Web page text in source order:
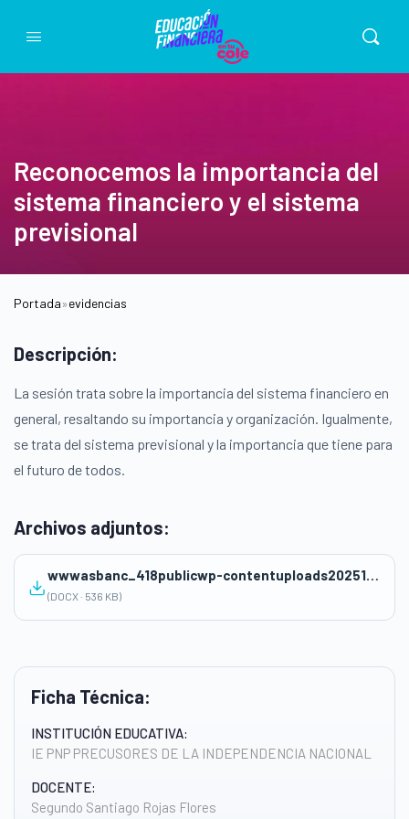
Reconocemos la importancia del
sistema financiero y el sistema
previsional
Portada»evidencias
Ficha Técnica:
INSTITUCIÓN EDUCATIVA:
IE PNP PRECUSORES DE LA INDEPENDENCIA NACIONAL
DOCENTE:
Segundo Santiago Rojas Flores
Descripción:
La sesión trata sobre la importancia del sistema financiero en
general, resaltando su importancia y organización. Igualmente,
se trata del sistema previsional y la importancia que tiene para
el futuro de todos.
Archivos adjuntos:
wwwasbanc_418publicwp-contentuploads202511Sesion-de-aprendizaje-17-CCSS-5°-2025.docx
(DOCX · 536 KB)